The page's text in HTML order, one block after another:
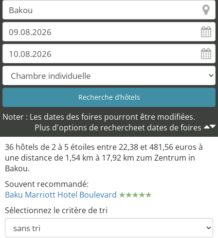
Noter : Les dates des foires pourront être modifiées.
Plus d'options de rechercheet dates de foires
36 hôtels de 2 à 5 étoiles entre 22,38 et 481,56 euros à
une distance de 1,54 km à 17,92 km zum Zentrum in
Bakou.
Souvent recommandé:
Baku Marriott Hotel Boulevard
Sélectionnez le critère de tri